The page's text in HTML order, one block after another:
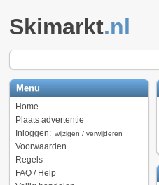
Skimarkt.nl
Menu
Home
Plaats advertentie
Inloggen: wijzigen / verwijderen
Voorwaarden
Regels
FAQ / Help